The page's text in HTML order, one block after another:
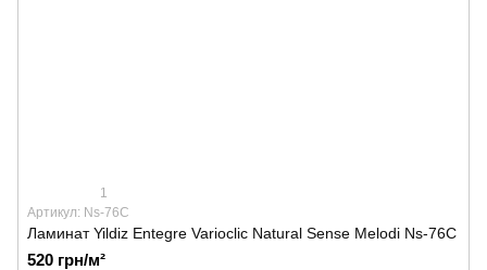
1
Артикул: Ns-76C
Ламинат Yildiz Entegre Varioclic Natural Sense Melodi Ns-76C
520 грн/м²